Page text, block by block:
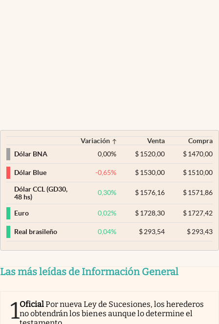
Variación Venta
Compra
Dólar BNA
0,00% $ 1520,00 $1470,00
Dólar Blue -0,65% $ 1530,00 $1510,00
Dólar CCL (GD30,
48 hs)
0,30% $ 1576,16 $1571,86
Euro 0,02% $ 1728,30 $1727,42
Real brasileño 0,04% $ 293,54 $293,43
Las más leídas de Información General
1OficialPor nueva Ley de Sucesiones, los herederos
no obtendrán los bienes aunque lo determine el